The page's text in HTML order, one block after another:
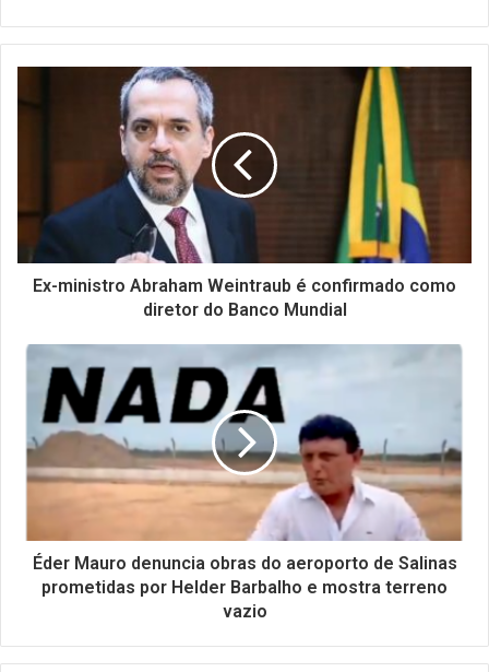
Ex-ministro Abraham Weintraub é confirmado como
diretor do Banco Mundial
Éder Mauro denuncia obras do aeroporto de Salinas
prometidas por Helder Barbalho e mostra terreno
vazio